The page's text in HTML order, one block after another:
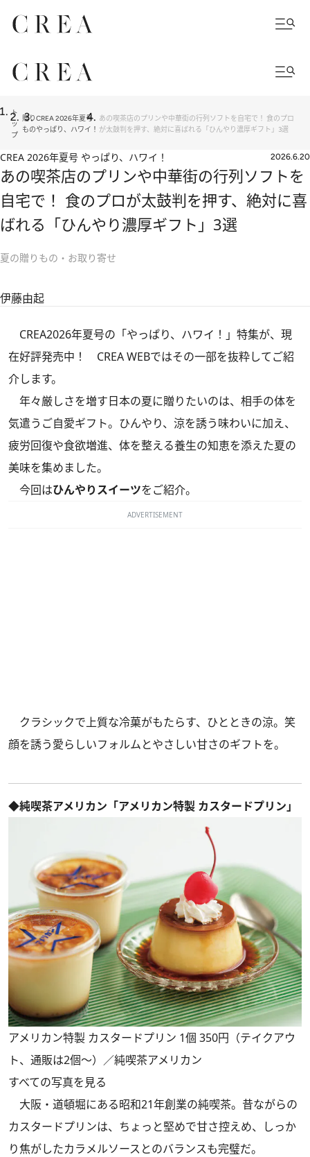
ト
ッ
プ
贈り
もの
CREA 2026年夏号
やっぱり、ハワイ！
あの喫茶店のプリンや中華街の行列ソフトを自宅で！ 食のプロ
が太鼓判を押す、絶対に喜ばれる「ひんやり濃厚ギフト」3選
CREA 2026年夏号 やっぱり、ハワイ！ 2026.6.20
あの喫茶店のプリンや中華街の行列ソフトを
自宅で！ 食のプロが太鼓判を押す、絶対に喜
ばれる「ひんやり濃厚ギフト」3選
夏の贈りもの・お取り寄せ
伊藤由起
CREA2026年夏号の「やっぱり、ハワイ！」特集が、現
在好評発売中！ CREA WEBではその一部を抜粋してご紹
介します。
年々厳しさを増す日本の夏に贈りたいのは、相手の体を
気遣うご自愛ギフト。ひんやり、涼を誘う味わいに加え、
疲労回復や食欲増進、体を整える養生の知恵を添えた夏の
美味を集めました。
今回はひんやりスイーツをご紹介。
ADVERTISEMENT
クラシックで上質な冷菓がもたらす、ひとときの涼。笑
顔を誘う愛らしいフォルムとやさしい甘さのギフトを。
◆純喫茶アメリカン「アメリカン特製 カスタードプリン」
アメリカン特製 カスタードプリン 1個 350円（テイクアウ
ト、通販は2個～）／純喫茶アメリカン
すべての写真を見る
大阪・道頓堀にある昭和21年創業の純喫茶。昔ながらの
カスタードプリンは、ちょっと堅めで甘さ控えめ、しっか
り焦がしたカラメルソースとのバランスも完璧だ。